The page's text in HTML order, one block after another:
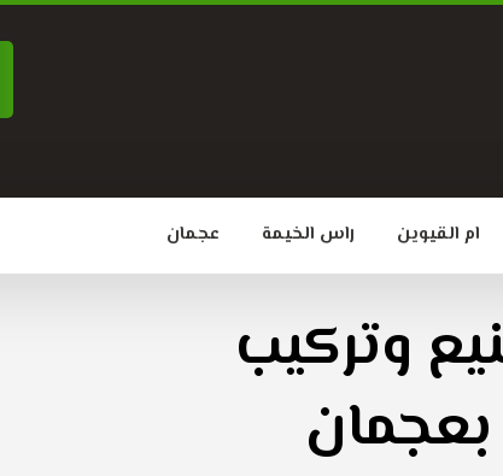
ام القيوين راس الخيمة عجمان
وتركيب